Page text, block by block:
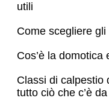
utili
Come scegliere
Cos’è la
Classi di calpestio
tutto ciò che c’è